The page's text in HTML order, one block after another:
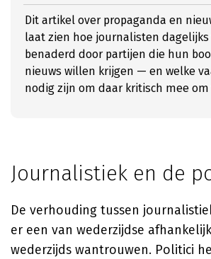
Dit artikel over propaganda en
laat zien hoe journalisten dagelijks
benaderd door partijen die hun
nieuws willen krijgen — en welke
nodig zijn om daar kritisch mee om
Journalistiek en de
De verhouding tussen
er een van wederzijdse
wederzijds wantrouwen. Politici